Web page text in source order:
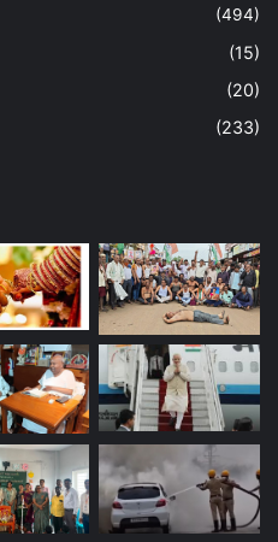
(494)
(15)
(20)
(233)